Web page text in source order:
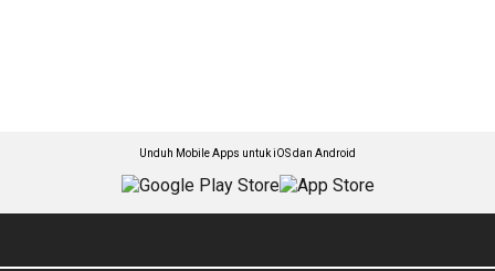
Unduh Mobile Apps untuk iOS dan Android